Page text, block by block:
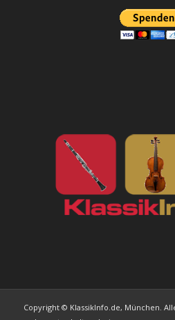
Copyright © KlassikInfo.de, München.